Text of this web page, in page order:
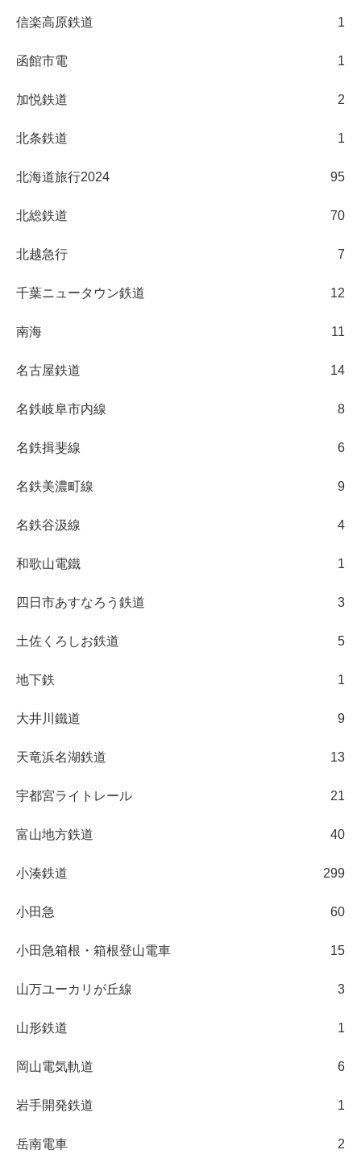
信楽高原鉄道 1
函館市電 1
加悦鉄道 2
北条鉄道 1
北海道旅行2024 95
北総鉄道 70
北越急行 7
千葉ニュータウン鉄道 12
南海 11
名古屋鉄道 14
名鉄岐阜市内線 8
名鉄揖斐線 6
名鉄美濃町線 9
名鉄谷汲線 4
和歌山電鐵 1
四日市あすなろう鉄道 3
土佐くろしお鉄道 5
地下鉄 1
大井川鐵道 9
天竜浜名湖鉄道 13
宇都宮ライトレール 21
富山地方鉄道 40
小湊鉄道 299
小田急 60
小田急箱根・箱根登山電車 15
山万ユーカリが丘線 3
山形鉄道 1
岡山電気軌道 6
岩手開発鉄道 1
岳南電車 2